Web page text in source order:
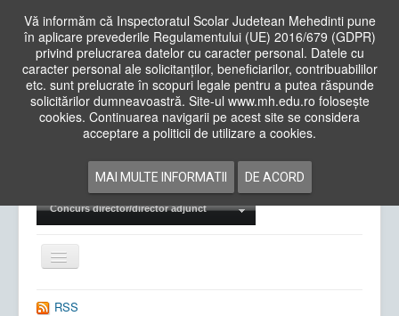
Vă informăm că Inspectoratul Scolar Judetean Mehedinti pune
în aplicare prevederile Regulamentului (UE) 2016/679 (GDPR)
privind prelucrarea datelor cu caracter personal. Datele cu
caracter personal ale solicitanților, beneficiarilor, contribuabililor
etc. sunt prelucrate în scopuri legale pentru a putea răspunde
solicitărilor dumneavoastră. Site-ul www.mh.edu.ro folosește
cookies. Continuarea navigarii pe acest site se considera
acceptare a politicii de utilizare a cookies.
MAI MULTE INFORMATII DE ACORD
Cauta
in
siteAcasa Cadre Didactice
Examene Naționale
Concurs director/director adjunct
Comută
navigarea
RSS